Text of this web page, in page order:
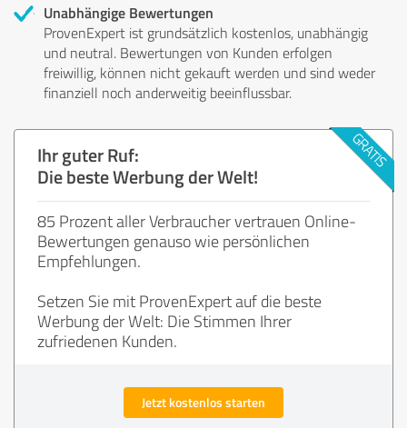
Unabhängige Bewertungen
ProvenExpert ist grundsätzlich kostenlos, unabhängig
und neutral. Bewertungen von Kunden erfolgen
freiwillig, können nicht gekauft werden und sind weder
finanziell noch anderweitig beeinflussbar.
Ihr guter Ruf:
Die beste Werbung der Welt!
85 Prozent aller Verbraucher vertrauen Online-
Bewertungen genauso wie persönlichen
Empfehlungen.
Setzen Sie mit ProvenExpert auf die beste
Werbung der Welt: Die Stimmen Ihrer
zufriedenen Kunden.
Jetzt kostenlos starten